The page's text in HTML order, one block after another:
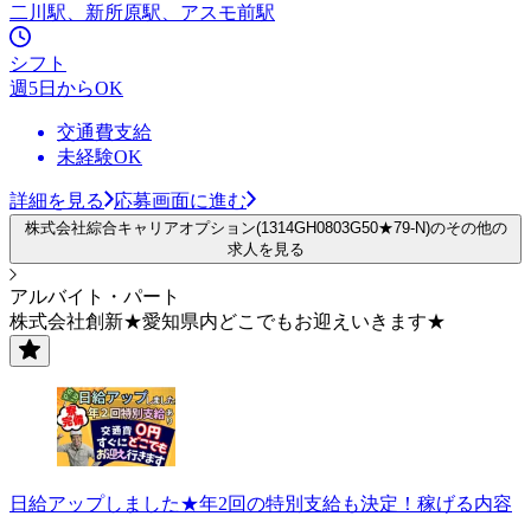
二川駅、新所原駅、アスモ前駅
シフト
週5日からOK
交通費支給
未経験OK
詳細を見る 応募画面に進む
株式会社綜合キャリアオプション(1314GH0803G50★79-N)のその他の
求人を見る
アルバイト・パート
株式会社創新★愛知県内どこでもお迎えいきます★
日給アップしました★年2回の特別支給も決定！稼げる内容